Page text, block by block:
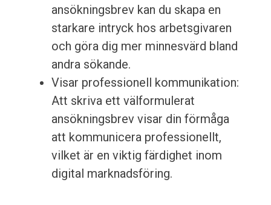
ansökningsbrev kan du skapa en
starkare intryck hos arbetsgivaren
och göra dig mer minnesvärd bland
andra sökande.
Visar professionell kommunikation:
Att skriva ett välformulerat
ansökningsbrev visar din förmåga
att kommunicera professionellt,
vilket är en viktig färdighet inom
digital marknadsföring.